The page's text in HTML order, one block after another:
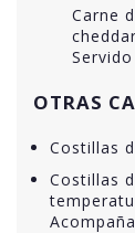
Carne
OTRAS
Costillas
Costillas